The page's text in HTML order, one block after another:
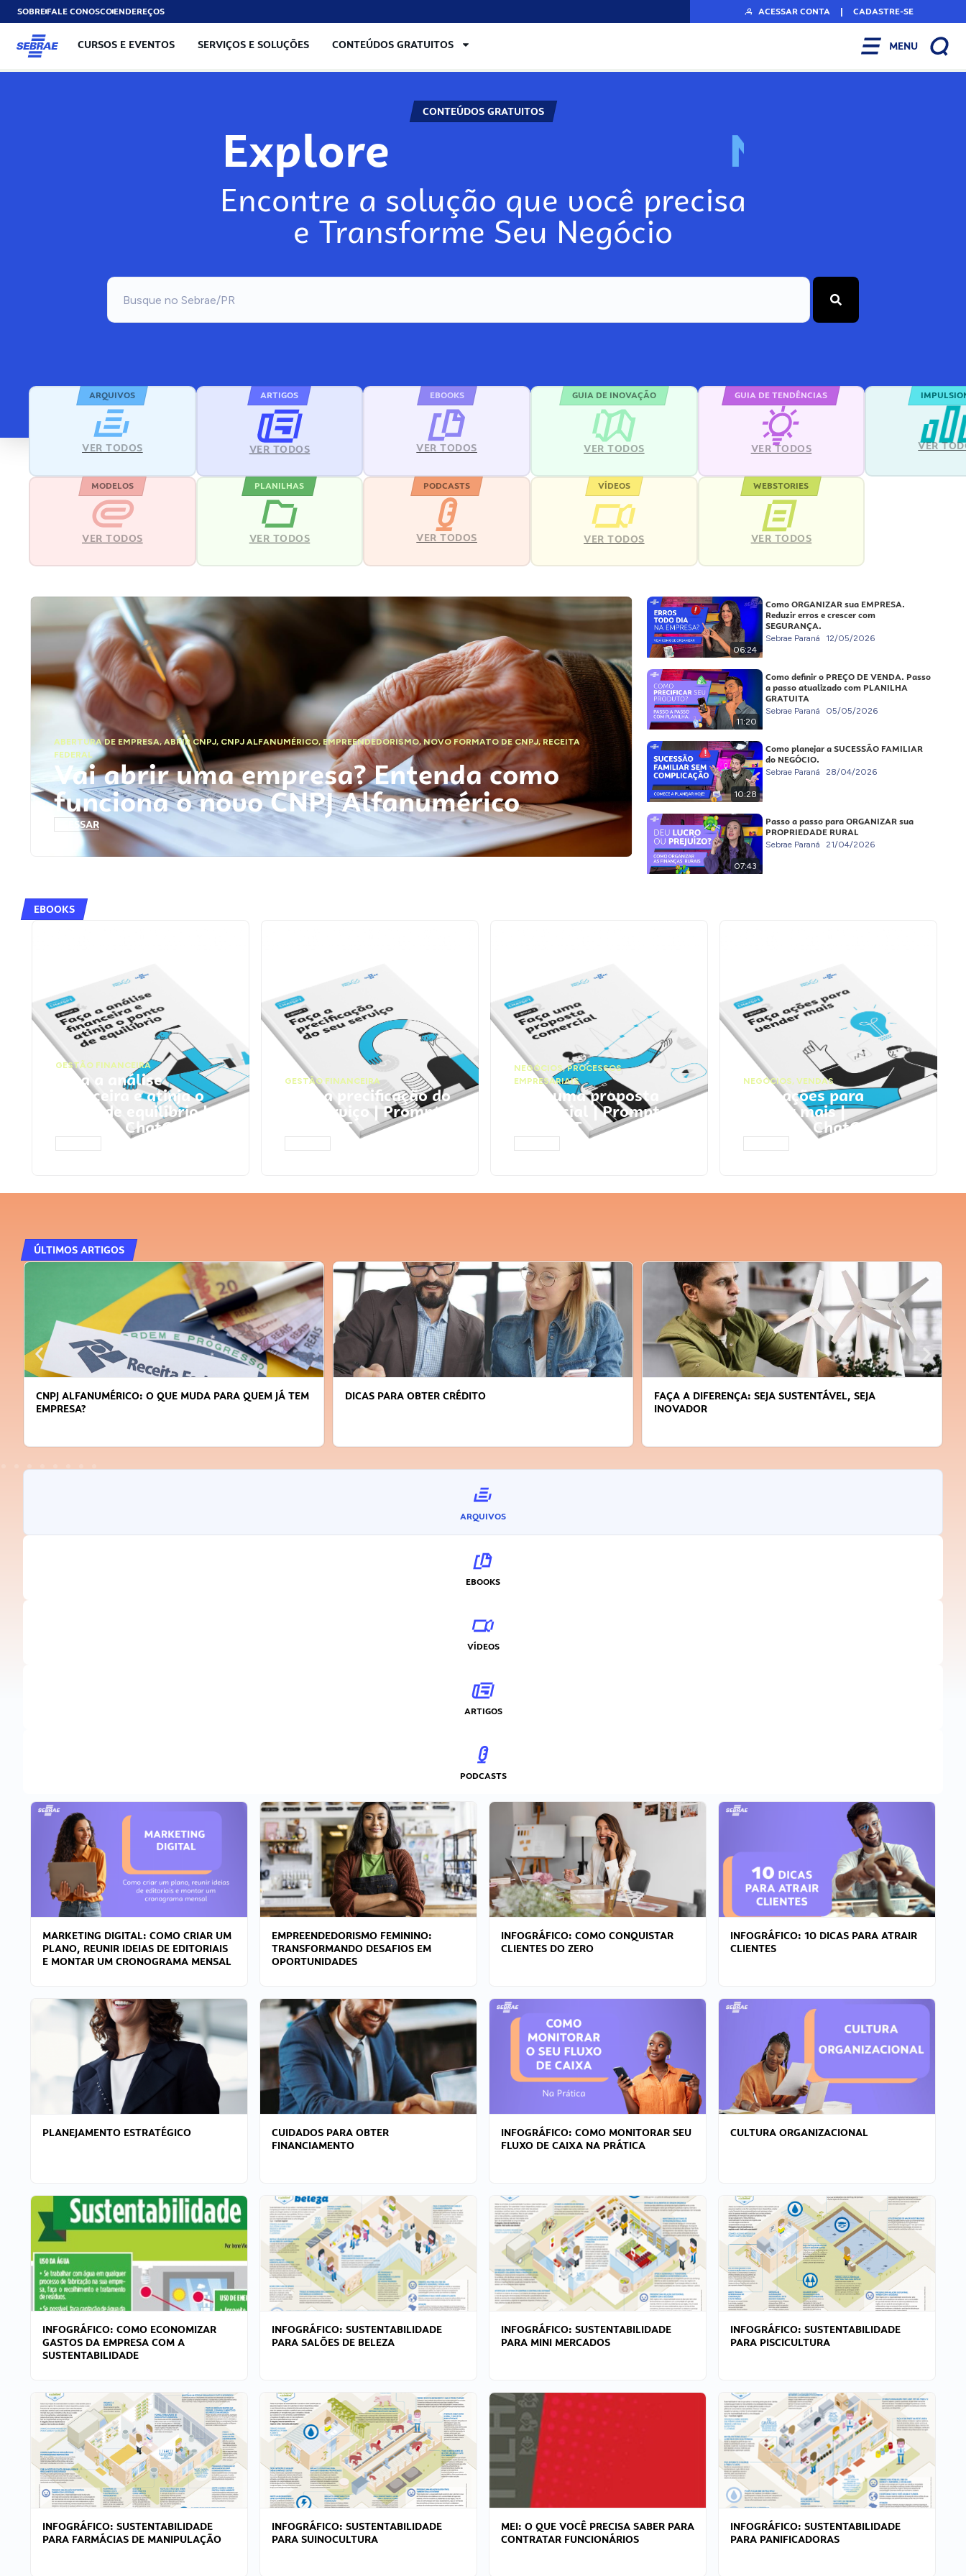
SOBREFALE CONOSCOENDEREÇOS ACESSAR CONTA | CADASTRE-SE
CURSOS E EVENTOS SERVIÇOS E SOLUÇÕES CONTEÚDOS GRATUITOS MENU
CONTEÚDOS GRATUITOS
Explore N
Encontre a solução que você precisa
e Transforme Seu Negócio
ARQUIVOS
VER TODOS
ARTIGOS
VER TODOS
EBOOKS
VER TODOS
GUIA DE INOVAÇÃO
VER TODOS
GUIA DE TENDÊNCIAS
VER TODOS VER
MODELOS
VER TODOS
PLANILHAS
VER TODOS
PODCASTS
VER TODOS
VÍDEOS
VER TODOS
WEBSTORIES
VER TODOS
ABERTURA DE EMPRESA,ABRIR CNPJ, CNPJ ALFANUMÉRICO, EMPREENDEDORISMO,NOVO FORMATO DE CNPJ,RECEITA
FEDERAL
Vai abrir uma empresa? Entenda como
funciona o novo CNPJ Alfanumérico
ACESSAR
06:24
Como ORGANIZAR sua EMPRESA.
Reduzir erros e crescer com
SEGURANÇA.
Sebrae Paraná 12/05/2026
11:20
Como definir o PREÇO DE VENDA. Passo
a passo atualizado com PLANILHA
GRATUITA
Sebrae Paraná 05/05/2026
10:28
Como planejar a SUCESSÃO FAMILIAR
do NEGÓCIO.
Sebrae Paraná 28/04/2026
07:43
Passo a passo para ORGANIZAR sua
PROPRIEDADE RURAL
Sebrae Paraná 21/04/2026
EBOOKS
GESTÃO FINANCEIRA
Faça a análise
financeira e atinja o
ponto de equilíbrio |
Prompts ChatGPT
GESTÃO FINANCEIRA
Faça a precificação do
seu serviço | Prompts
ChatGPT
NEGÓCIOS,PROCESSOS
EMPRESARIAIS
Faça uma proposta
comercial | Prompts
ChatGPT
NEGÓCIOS, VENDAS
Faça ações para
vender mais |
Prompts ChatGPT
ÚLTIMOS ARTIGOS
DICAS PARA OBTER CRÉDITO
FAÇA A DIFERENÇA: SEJA SUSTENTÁVEL, SEJA
APRENDA A GERENCIAR O SEU TEMPO
ARQUIVOS
EBOOKS
VÍDEOS
ARTIGOS
PODCASTS
MARKETING DIGITAL: COMO CRIAR UM
PLANO, REUNIR IDEIAS DE EDITORIAIS
E MONTAR UM CRONOGRAMA MENSAL
EMPREENDEDORISMO FEMININO:
TRANSFORMANDO DESAFIOS EM
OPORTUNIDADES
INFOGRÁFICO: COMO CONQUISTAR
CLIENTES DO ZERO
INFOGRÁFICO: 10 DICAS PARA ATRAIR
CLIENTES
PLANEJAMENTO ESTRATÉGICO
CUIDADOS PARA OBTER
FINANCIAMENTO
INFOGRÁFICO: COMO MONITORAR SEU
FLUXO DE CAIXA NA PRÁTICA
CULTURA ORGANIZACIONAL
INFOGRÁFICO: COMO ECONOMIZAR
GASTOS DA EMPRESA COM A
SUSTENTABILIDADE
INFOGRÁFICO: SUSTENTABILIDADE
PARA SALÕES DE BELEZA
INFOGRÁFICO: SUSTENTABILIDADE
PARA MINI MERCADOS
INFOGRÁFICO: SUSTENTABILIDADE
PARA PISCICULTURA
INFOGRÁFICO: SUSTENTABILIDADE
PARA FARMÁCIAS DE MANIPULAÇÃO
INFOGRÁFICO: SUSTENTABILIDADE
PARA SUINOCULTURA
MEI: O QUE VOCÊ PRECISA SABER PARA
CONTRATAR FUNCIONÁRIOS
INFOGRÁFICO: SUSTENTABILIDADE
PARA PANIFICADORAS